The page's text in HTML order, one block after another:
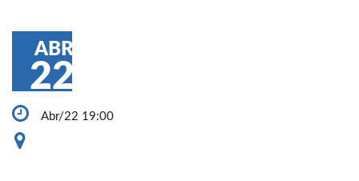
ABR
22
Abr/22 19:00